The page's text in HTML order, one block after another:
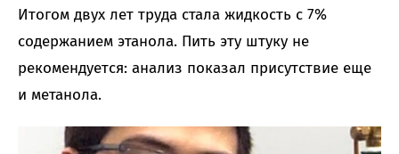
Итогом двух лет труда стала жидкость с 7%
содержанием этанола. Пить эту штуку не
рекомендуется: анализ показал присутствие еще
и метанола.